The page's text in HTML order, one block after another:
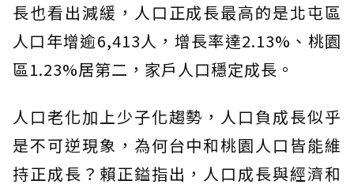
長也看出減緩，人口正成長最高的是北屯區
人口年增逾6,413人，增長率達2.13%、桃園
區1.23%居第二，家戶人口穩定成長。
人口老化加上少子化趨勢，人口負成長似乎
是不可逆現象，為何台中和桃園人口皆能維
持正成長？賴正鎰指出，人口成長與經濟和